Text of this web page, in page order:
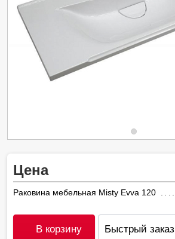
Цена
Раковина мебельная Misty Evva 120
В корзину Быстрый заказ